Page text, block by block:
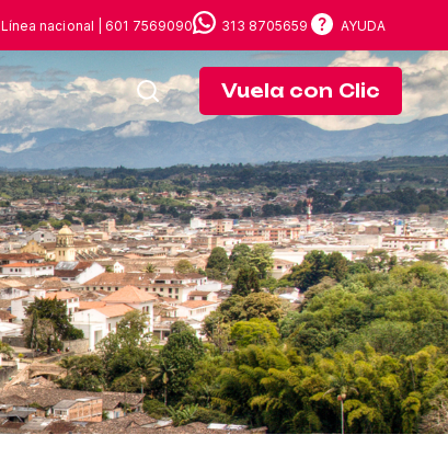
Línea nacional | 601 7569090 313 8705659 AYUDA
Vuela con Clic